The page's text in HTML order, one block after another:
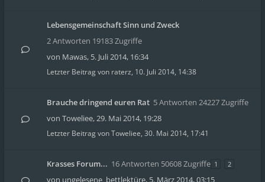
Lebensgemeinschaft Sinn und Zweck
2 Antworten 19183 Zugriffe
von Mawas, 5. Juli 2014, 16:34
Letzter Beitrag von raterz, 10. Juli 2014, 14:38
Brauche dringend euren Rat 5 Antworten 24227 Zugriffe
von Toweliee,29. Mai 2014, 19:28
Letzter Beitrag vonToweliee, 30. Mai 2014, 17:41
Krasses Forum... 16 Antworten 50608 Zugriffe 1 2
von ungelesene_bettlektüre, 5. März 2014, 03:15